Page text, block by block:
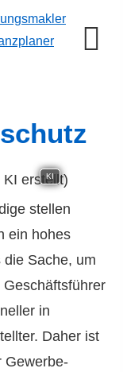
KI
stellen
ein hohes
die Sache, um
in
Daher ist
Gewerbe-